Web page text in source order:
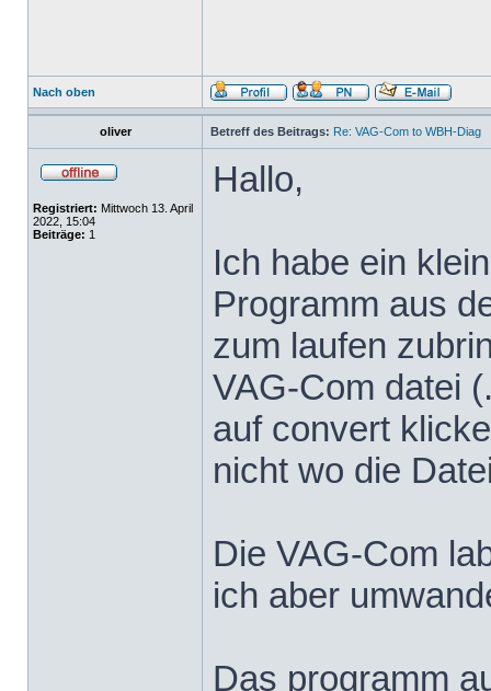
Nach oben
oliver Betreff des Beitrags: Re: VAG-Com to WBH-Diag
Registriert: Mittwoch 13. April
2022, 15:04
Beiträge: 1
Hallo,
Ich habe ein
Programm aus
zum laufen
VAG-Com datei
auf convert
nicht wo die
Die VAG-Com
ich aber
Das programm